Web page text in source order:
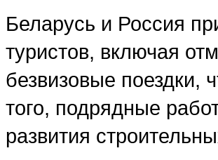
Беларусь и Россия
туристов, включая
безвизовые поездки,
того, подрядные
развития